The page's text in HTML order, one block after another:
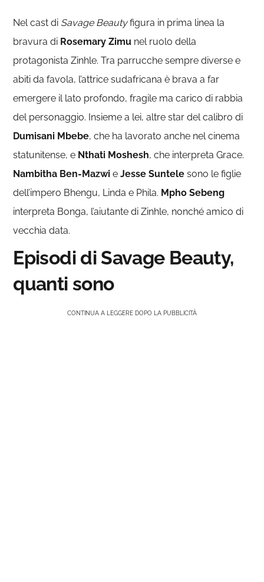
Nel cast di Savage Beautyfigura in prima linea la
bravura di Rosemary Zimu nel ruolo della
protagonista Zinhle. Tra parrucche sempre diverse e
abiti da favola, l’attrice sudafricana è brava a far
emergere il lato profondo, fragile ma carico di rabbia
del personaggio. Insieme a lei, altre star del calibro di
Dumisani Mbebe, che ha lavorato anche nel cinema
statunitense, e Nthati Moshesh, che interpreta Grace.
Nambitha Ben-Mazwi eJesse Suntele sono le figlie
dell’impero Bhengu, Linda e Phila. Mpho Sebeng
interpreta Bonga, l’aiutante di Zinhle, nonché amico di
vecchia data.
Episodi di Savage Beauty,
quanti sono
CONTINUA A LEGGERE DOPO LA PUBBLICITÀ